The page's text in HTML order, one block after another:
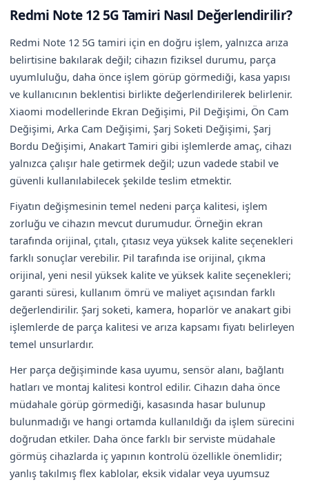
Redmi Note 12 5G Tamiri Nasıl Değerlendirilir?
Redmi Note 12 5G tamiri için en doğru işlem, yalnızca arıza
belirtisine bakılarak değil; cihazın fiziksel durumu, parça
uyumluluğu, daha önce işlem görüp görmediği, kasa yapısı
ve kullanıcının beklentisi birlikte değerlendirilerek belirlenir.
Xiaomi modellerinde Ekran Değişimi, Pil Değişimi, Ön Cam
Değişimi, Arka Cam Değişimi, Şarj Soketi Değişimi, Şarj
Bordu Değişimi, Anakart Tamiri gibi işlemlerde amaç, cihazı
yalnızca çalışır hale getirmek değil; uzun vadede stabil ve
güvenli kullanılabilecek şekilde teslim etmektir.
Fiyatın değişmesinin temel nedeni parça kalitesi, işlem
zorluğu ve cihazın mevcut durumudur. Örneğin ekran
tarafında orijinal, çıtalı, çıtasız veya yüksek kalite seçenekleri
farklı sonuçlar verebilir. Pil tarafında ise orijinal, çıkma
orijinal, yeni nesil yüksek kalite ve yüksek kalite seçenekleri;
garanti süresi, kullanım ömrü ve maliyet açısından farklı
değerlendirilir. Şarj soketi, kamera, hoparlör ve anakart gibi
işlemlerde de parça kalitesi ve arıza kapsamı fiyatı belirleyen
temel unsurlardır.
Her parça değişiminde kasa uyumu, sensör alanı, bağlantı
hatları ve montaj kalitesi kontrol edilir. Cihazın daha önce
müdahale görüp görmediği, kasasında hasar bulunup
bulunmadığı ve hangi ortamda kullanıldığı da işlem sürecini
doğrudan etkiler. Daha önce farklı bir serviste müdahale
görmüş cihazlarda iç yapının kontrolü özellikle önemlidir;
yanlış takılmış flex kablolar, eksik vidalar veya uyumsuz